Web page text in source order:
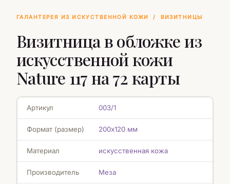
ГАЛАНТЕРЕЯ ИЗ ИСКУСТВЕННОЙ КОЖИ / ВИЗИТНИЦЫ
Визитница в обложке из
искусственной кожи
Nature 117 на 72 карты
Артикул 003/1
Формат (размер) 200х120 мм
Материал искусственная кожа
Производитель Меза